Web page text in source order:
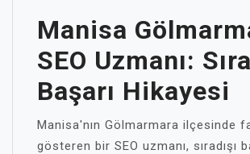
Manisa
SEO Uzmanı:
Başarı Hikayesi
Manisa'nın Gölmarmara ilçesinde
gösteren bir SEO uzmanı, sıradışı